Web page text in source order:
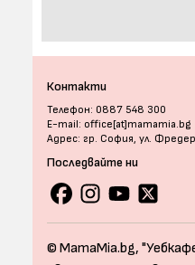
Контакти
Телефон: 0887 548 300
E-mail: office[at]mamamia.bg
Адрес: гр. София, ул.
Последвайте ни
© MamaMia.bg,